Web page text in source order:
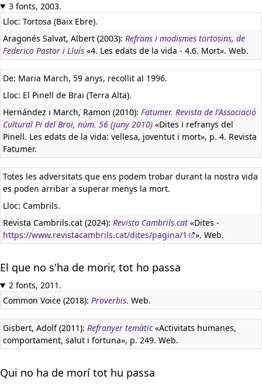
3 fonts, 2003.
Lloc: Tortosa (Baix Ebre).
Aragonés Salvat, Albert (2003): Refrans i modismes tortosins, de
Federico Pastor i Lluís «4. Les edats de la vida - 4.6. Mort». Web.
De: Maria March, 59 anys, recollit al 1996.
Lloc: El Pinell de Brai (Terra Alta).
Hernández i March, Ramon (2010): Fatumer. Revista de l'Associació
Cultural Pi del Broi, núm. 56 (juny 2010) «Dites i refranys del
Pinell. Les edats de la vida: vellesa, joventut i mort», p. 4. Revista
Fatumer.
Totes les adversitats que ens podem trobar durant la nostra vida
es poden arribar a superar menys la mort.
Lloc: Cambrils.
Revista Cambrils.cat (2024): Revista Cambrils.cat «Dites -
https://www.revistacambrils.cat/dites/pagina/1
». Web.
El que no s'ha de morir, tot ho passa
2 fonts, 2011.
Common Voice (2018): Proverbis. Web.
Gisbert, Adolf (2011): Refranyer temàtic«Activitats humanes,
comportament, salut i fortuna», p. 249. Web.
Qui no ha de morí tot hu passa